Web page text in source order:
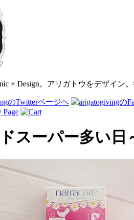
スーパー多い日